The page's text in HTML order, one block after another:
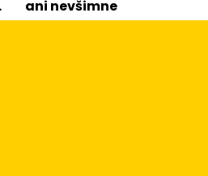
ani nevšimne